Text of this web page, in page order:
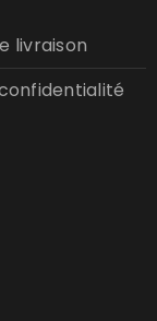
livraison